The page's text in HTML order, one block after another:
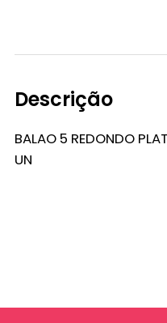
Descrição
BALAO 5 REDONDO
UN